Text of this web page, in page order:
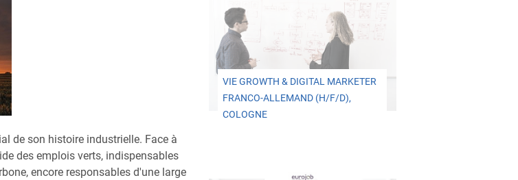
de son histoire industrielle. Face à
des emplois verts, indispensables
encore responsables d'une large
VIE GROWTH & DIGITAL MARKETER
FRANCO-ALLEMAND (H/F/D),
COLOGNE